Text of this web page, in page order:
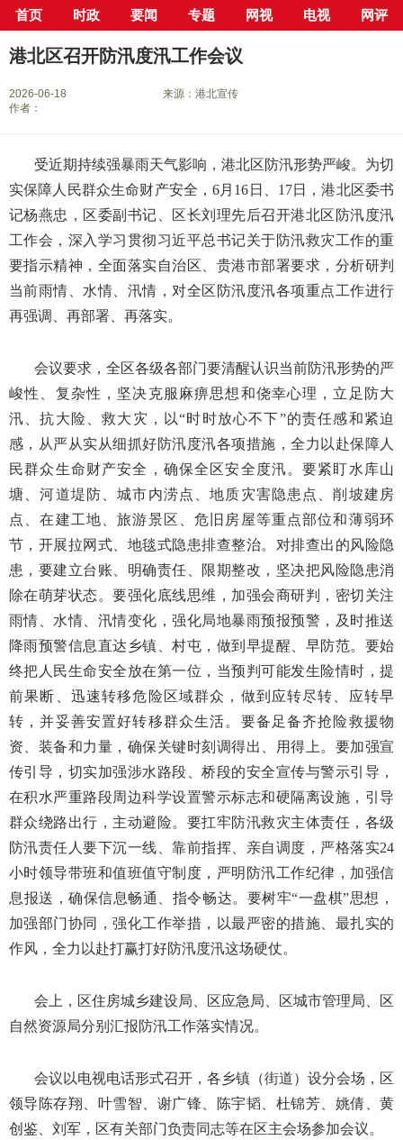
首页 时政 要闻 专题 网视 电视 网评
当前位置： 首页> 新闻中心> 县市区> 港北区> 正文
港北区召开防汛度汛工作会议
2026-06-18
来源：港北宣传
作者：
受近期持续强暴雨天气影响，港北区防汛形势严峻。为切
实保障人民群众生命财产安全，6月16日、17日，港北区委书
记杨燕忠，区委副书记、区长刘理先后召开港北区防汛度汛
工作会，深入学习贯彻习近平总书记关于防汛救灾工作的重
要指示精神，全面落实自治区、贵港市部署要求，分析研判
当前雨情、水情、汛情，对全区防汛度汛各项重点工作进行
再强调、再部署、再落实。
会议要求，全区各级各部门要清醒认识当前防汛形势的严
峻性、复杂性，坚决克服麻痹思想和侥幸心理，立足防大
汛、抗大险、救大灾，以“时时放心不下”的责任感和紧迫
感，从严从实从细抓好防汛度汛各项措施，全力以赴保障人
民群众生命财产安全，确保全区安全度汛。要紧盯水库山
塘、河道堤防、城市内涝点、地质灾害隐患点、削坡建房
点、在建工地、旅游景区、危旧房屋等重点部位和薄弱环
节，开展拉网式、地毯式隐患排查整治。对排查出的风险隐
患，要建立台账、明确责任、限期整改，坚决把风险隐患消
除在萌芽状态。要强化底线思维，加强会商研判，密切关注
雨情、水情、汛情变化，强化局地暴雨预报预警，及时推送
降雨预警信息直达乡镇、村屯，做到早提醒、早防范。要始
终把人民生命安全放在第一位，当预判可能发生险情时，提
前果断、迅速转移危险区域群众，做到应转尽转、应转早
转，并妥善安置好转移群众生活。要备足备齐抢险救援物
资、装备和力量，确保关键时刻调得出、用得上。要加强宣
传引导，切实加强涉水路段、桥段的安全宣传与警示引导，
在积水严重路段周边科学设置警示标志和硬隔离设施，引导
群众绕路出行，主动避险。要扛牢防汛救灾主体责任，各级
防汛责任人要下沉一线、靠前指挥、亲自调度，严格落实24
小时领导带班和值班值守制度，严明防汛工作纪律，加强信
息报送，确保信息畅通、指令畅达。要树牢“一盘棋”思想，
加强部门协同，强化工作举措，以最严密的措施、最扎实的
作风，全力以赴打赢打好防汛度汛这场硬仗。
会上，区住房城乡建设局、区应急局、区城市管理局、区
自然资源局分别汇报防汛工作落实情况。
会议以电视电话形式召开，各乡镇（街道）设分会场，区
领导陈存翔、叶雪智、谢广锋、陈宇韬、杜锦芳、姚倩、黄
创鉴、刘军，区有关部门负责同志等在区主会场参加会议。